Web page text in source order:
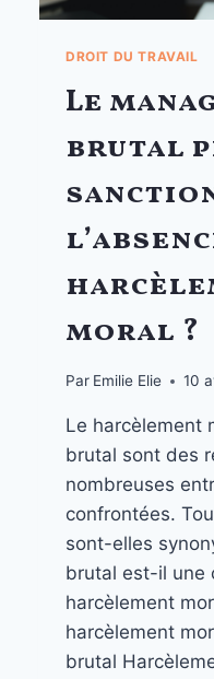
DROIT DU TRAVAIL
Le
brutal
moral ?
Par Emilie Elie 10
Le harcèlement
brutal sont des
nombreuses
confrontées.
sont-elles
brutal est-il une
harcèlement
harcèlement
brutal